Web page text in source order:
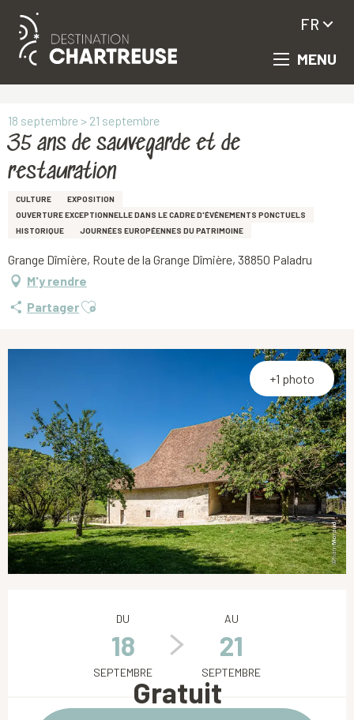
Aller
principal
MENU
FR
18 septembre > 21 septembre
35 ans de sauvegarde et de
restauration
CULTURE
EXPOSITION
OUVERTURE EXCEPTIONNELLE DANS LE CADRE D'ÉVÉNEMENTS PONCTUELS
HISTORIQUE
JOURNÉES EUROPÉENNES DU PATRIMOINE
Grange Dîmière, Route de la Grange Dîmière, 38850 Paladru
M'y rendre
PartagerAjouter aux favoris
+1 photo
DU
18
SEPTEMBRE
AU
21
SEPTEMBRE
Gratuit